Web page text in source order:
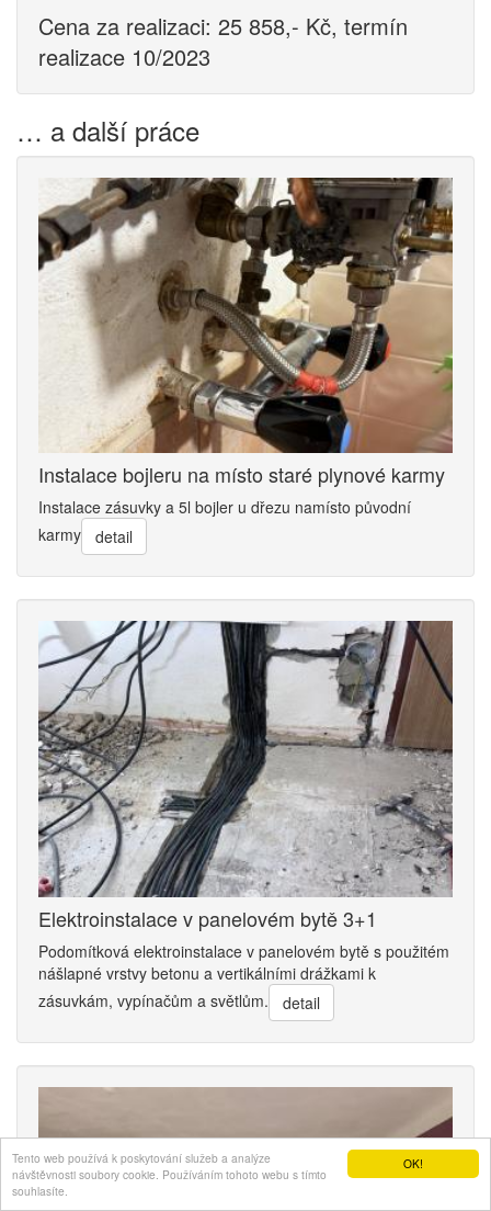
OK!
Tento web používá k poskytování služeb a analýze
návštěvnosti soubory cookie. Používáním tohoto webu s tímto
souhlasíte.
Cena za realizaci: 25 858,- Kč, termín
realizace 10/2023
… a další práce
Instalace bojleru na místo staré plynové karmy
Instalace zásuvky a 5l bojler u dřezu namísto původní
karmy
detail
Elektroinstalace v panelovém bytě 3+1
Podomítková elektroinstalace v panelovém bytě s použitém
nášlapné vrstvy betonu a vertikálními drážkami k
zásuvkám, vypínačům a světlům.
detail